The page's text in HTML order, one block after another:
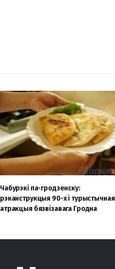
Чабурэкі па-гродзенску:
рэканструкцыя 90-х і турыстычная
атракцыя бязвізавага Гродна